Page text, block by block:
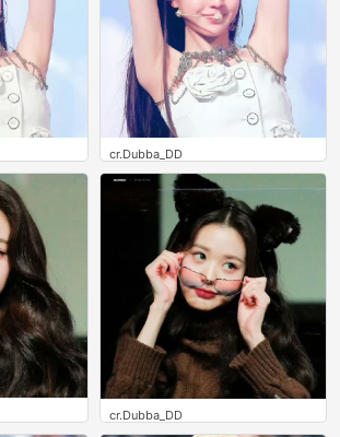
cr.Dubba_DD
0
cr.Dubba_DD